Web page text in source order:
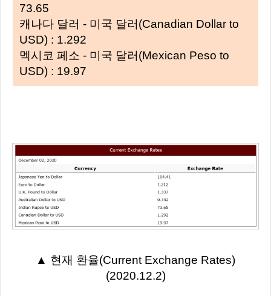
73.65
캐나다 달러 - 미국 달러(Canadian Dollar to
USD) : 1.292
멕시코 페소 - 미국 달러(Mexican Peso to
USD) : 19.97
▲ 현재 환율(Current Exchange Rates)
(2020.12.2)